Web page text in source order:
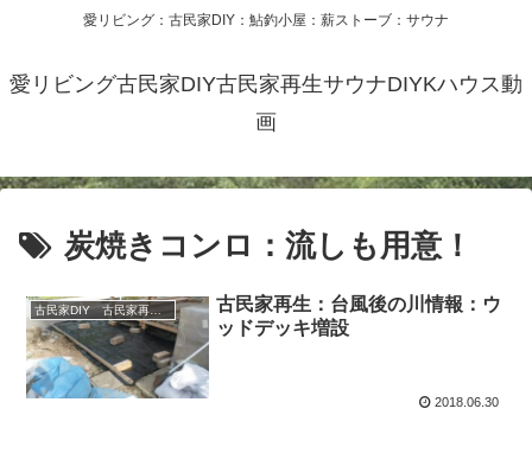
愛リビング：古民家DIY：鮎釣小屋：薪ストーブ：サウナ
愛リビング古民家DIY古民家再生サウナDIYKハウス動
画
炭焼きコンロ：流しも用意！
古民家再生：台風後の川情報：ウ
ッドデッキ増設
2018.06.30